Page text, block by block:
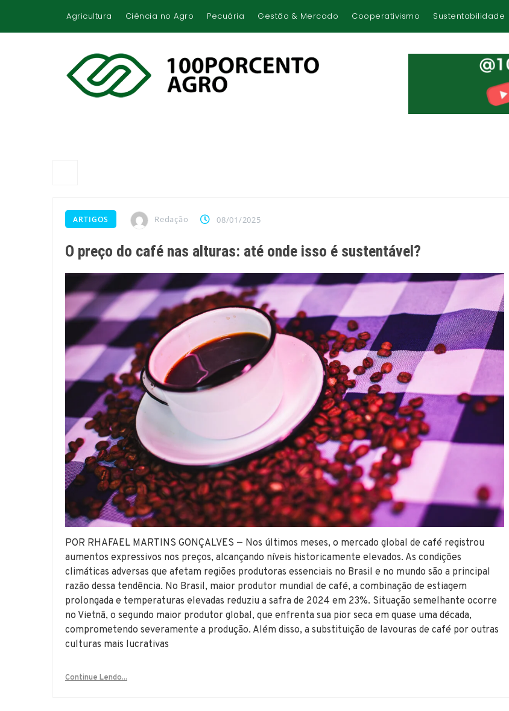
Agricultura Ciência no Agro Pecuária Gestão & Mercado Cooperativismo Sustentabilidade
ARTIGOS Redação 08/01/2025
O preço do café nas alturas: até onde isso é sustentável?
POR RHAFAEL MARTINS GONÇALVES — Nos últimos meses, o mercado global de café registrou
aumentos expressivos nos preços, alcançando níveis historicamente elevados. As condições
climáticas adversas que afetam regiões produtoras essenciais no Brasil e no mundo são a principal
razão dessa tendência. No Brasil, maior produtor mundial de café, a combinação de estiagem
prolongada e temperaturas elevadas reduziu a safra de 2024 em 23%. Situação semelhante ocorre
no Vietnã, o segundo maior produtor global, que enfrenta sua pior seca em quase uma década,
comprometendo severamente a produção. Além disso, a substituição de lavouras de café por outras
culturas mais lucrativas
Continue Lendo...